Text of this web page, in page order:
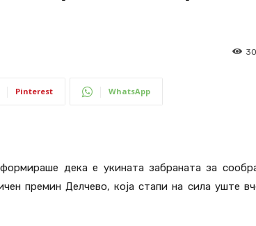
Pinterest WhatsApp
дека е укината забраната за
премин Делчево, која стапи на сила уште